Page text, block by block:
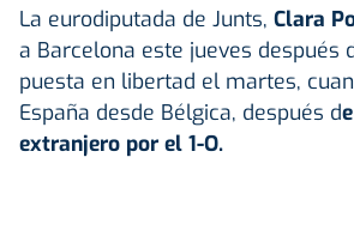
La eurodiputada de Junts, Clara
a Barcelona este jueves después
puesta en libertad el martes,
España desde Bélgica, después d
extranjero por el 1-O.